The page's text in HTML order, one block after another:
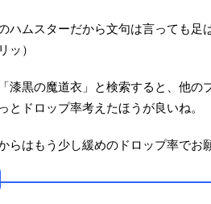
ハムスターだから文句は言っても
）
漆黒の魔道衣」と検索すると、他
とドロップ率考えたほうが良いね。
らはもう少し緩めのドロップ率でお